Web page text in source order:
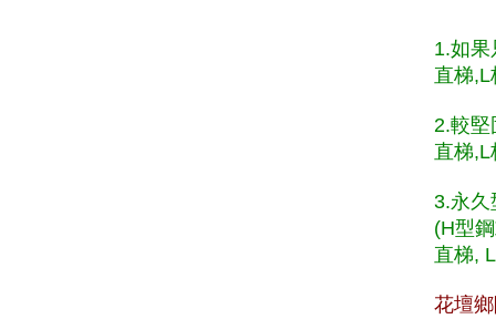
1.如
直梯
2.較堅
直梯
3.永久
(H型
直梯,
花壇